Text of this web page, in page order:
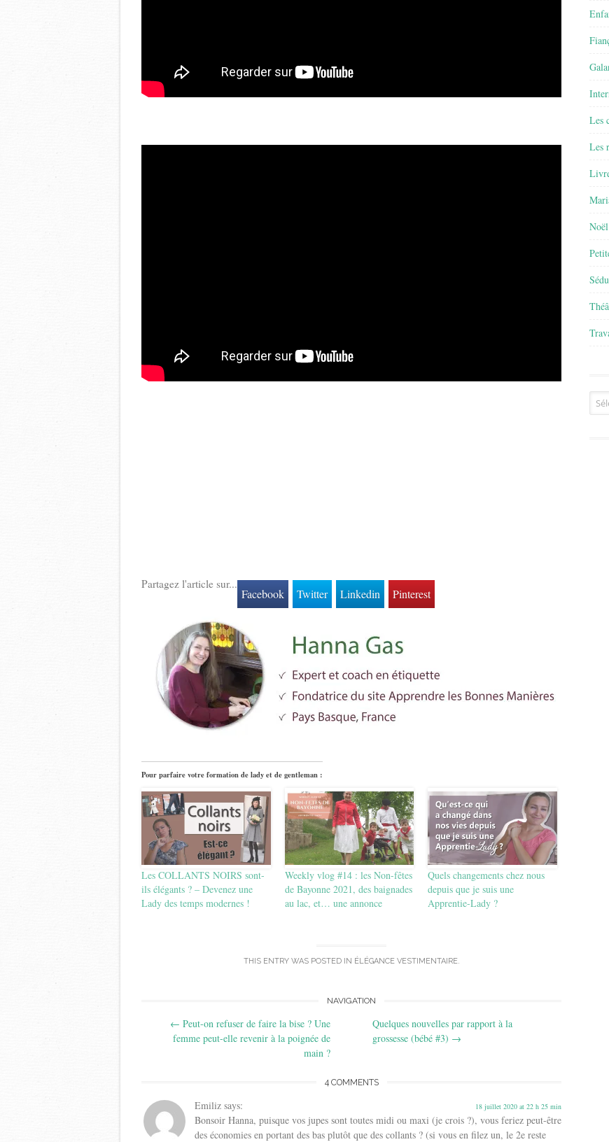
Partagez l'article sur...
Facebook Twitter Linkedin Pinterest
Pour parfaire votre formation de lady et de gentleman :
Les COLLANTS NOIRS sont-
ils élégants ? – Devenez une
Lady des temps modernes !
Weekly vlog #14 : les Non-fêtes
de Bayonne 2021, des baignades
au lac, et… une annonce
Quels changements chez nous
depuis que je suis une
Apprentie-Lady ?
THIS ENTRY WAS POSTED IN ÉLÉGANCE VESTIMENTAIRE.
navigation
NAVIGATION
← Peut-on refuser de faire la bise ? Une
femme peut-elle revenir à la poignée de
main ?
Quelques nouvelles par rapport à la
grossesse (bébé #3) →
4 COMMENTS
Emiliz says: 18 juillet 2020 at 22 h 25 min
Bonsoir Hanna, puisque vos jupes sont toutes midi ou maxi (je crois ?), vous feriez peut-être
des économies en portant des bas plutôt que des collants ? (si vous en filez un, le 2e reste
Les
Les
Noël